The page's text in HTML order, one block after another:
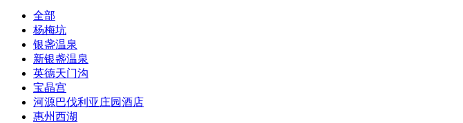
全部
杨梅坑
银盏温泉
新银盏温泉
英德天门沟
宝晶宫
河源巴伐利亚庄园酒店
惠州西湖